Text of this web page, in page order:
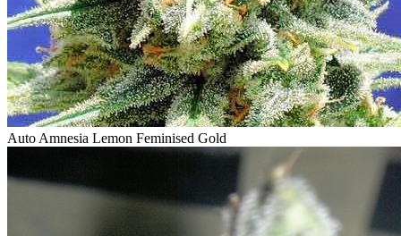
Auto Amnesia Lemon Feminised Gold